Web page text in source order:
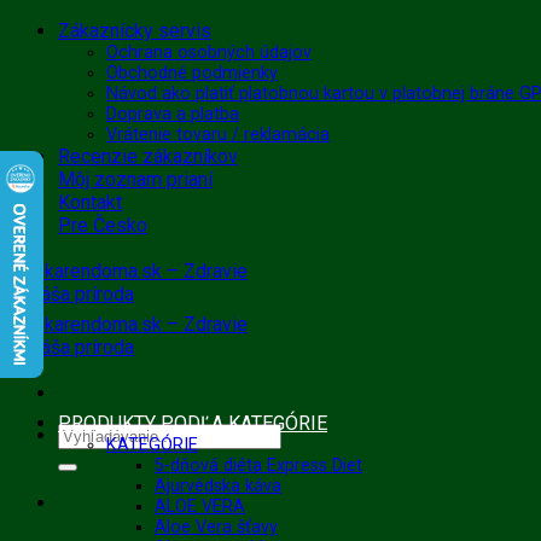
Skip
Zákaznícky servis
Ochrana osobných údajov
Obchodné podmienky
Návod ako platiť platobnou kartou v platobnej bráne
Doprava a platba
Vrátenie tovaru / reklamácia
Recenzie zákazníkov
Môj zoznam prianí
Kontakt
Pre Česko
Hľadať:
PRODUKTY PODĽA KATEGÓRIE
KATEGÓRIE
5-dňová diéta Express Diet
Ajurvédska káva
ALOE VERA
Aloe Vera šťavy